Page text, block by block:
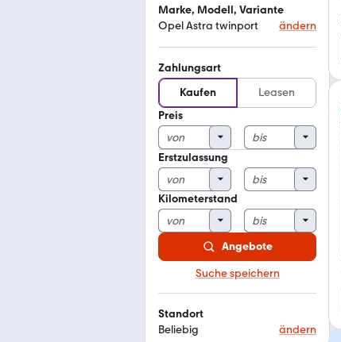
Marke, Modell, Variante
Opel Astra twinport
ändern
Zahlungsart
Kaufen
Leasen
Preis
Erstzulassung
Kilometerstand
Angebote
Suche speichern
Standort
Beliebig
ändern